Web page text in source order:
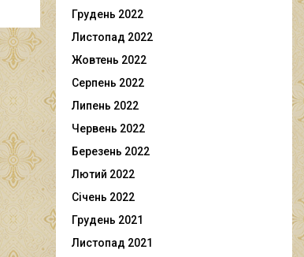
Грудень 2022
Листопад 2022
Жовтень 2022
Серпень 2022
Липень 2022
Червень 2022
Березень 2022
Лютий 2022
Січень 2022
Грудень 2021
Листопад 2021